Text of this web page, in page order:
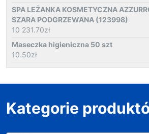
SPA LEŻANKA KOSMETYCZNA
SZARA PODGRZEWANA (123998)
10 231.70zł
Maseczka higieniczna 50 szt
10.50zł
Kategorie